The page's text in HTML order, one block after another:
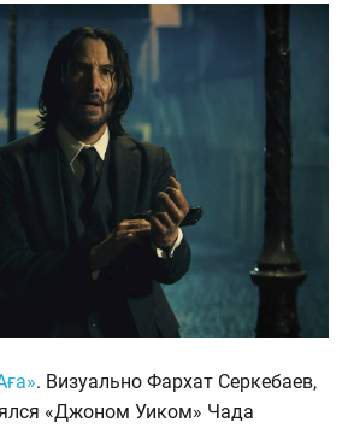
. Визуально Фархат Серкебаев,
«Джоном Уиком» Чада